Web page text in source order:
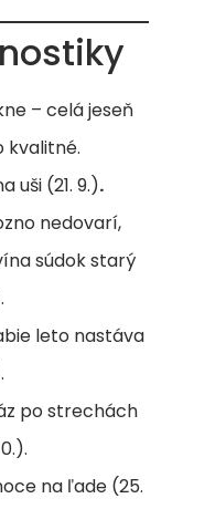
– celá jeseň
kvalitné.
uši (21. 9.).
nedovarí,
súdok starý
leto nastáva
po strechách
na ľade (25.